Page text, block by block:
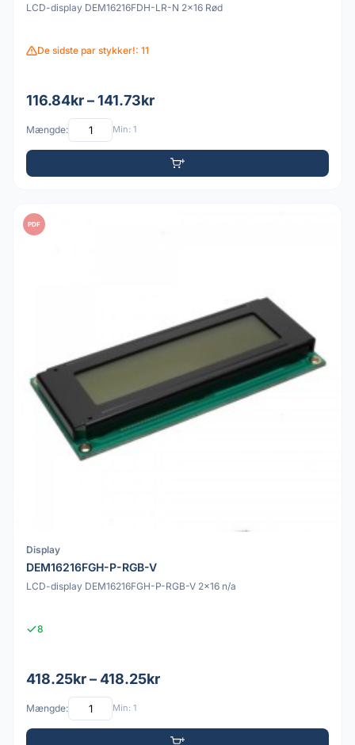
LCD-display DEM16216FDH-LR-N 2x16 Rød
De sidste par stykker!: 11
116.84kr – 141.73kr
Mængde: Min: 1
PDF
Display
DEM16216FGH-P-RGB-V
LCD-display DEM16216FGH-P-RGB-V 2x16 n/a
8
418.25kr – 418.25kr
Mængde: Min: 1